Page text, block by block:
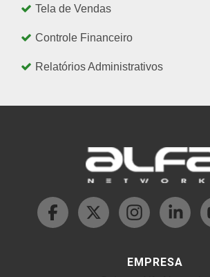
Tela de Vendas
Controle Financeiro
Relatórios Administrativos
EMPRESA